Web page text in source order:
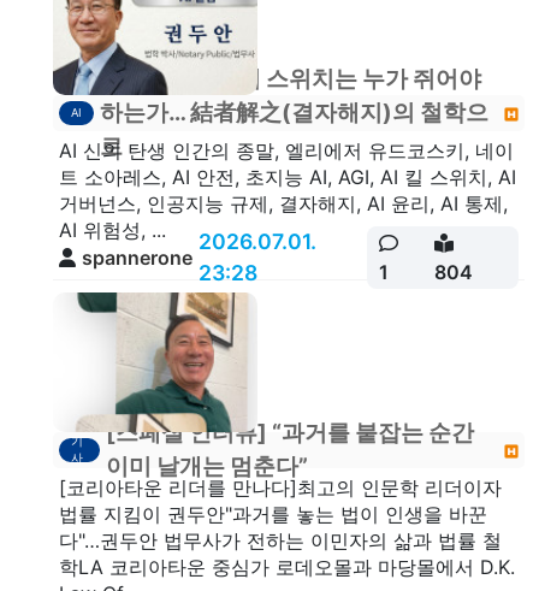
AI
[칼럼기고] AI의 스위치는 누가 쥐어야
하는가… 結者解之(결자해지)의 철학으
로
AI 신의 탄생 인간의 종말, 엘리에저 유드코스키, 네이
트 소아레스, AI 안전, 초지능 AI, AGI, AI 킬 스위치, AI
거버넌스, 인공지능 규제, 결자해지, AI 윤리, AI 통제,
AI 위험성, ...
spannerone
2026.07.01.
23:28
1 804
기
사
[스페셜 인터뷰] “과거를 붙잡는 순간
이미 날개는 멈춘다”
[코리아타운 리더를 만나다]최고의 인문학 리더이자
법률 지킴이 권두안"과거를 놓는 법이 인생을 바꾼
다"…권두안 법무사가 전하는 이민자의 삶과 법률 철
학LA 코리아타운 중심가 로데오몰과 마당몰에서 D.K.